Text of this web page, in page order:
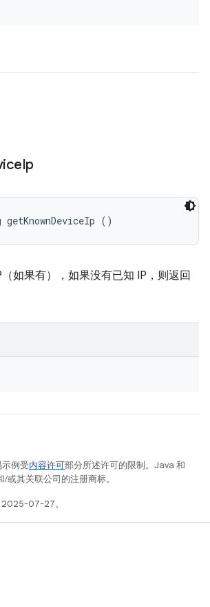
Ip
()
如果有），如果没有已知 IP，则返回
例受内容许可部分所述许可的限制。Java 和
或其关联公司的注册商标。
07-27。